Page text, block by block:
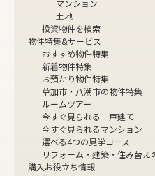
マンション
土地
投資物件を検索
物件特集&サービス
おすすめ物件特集
新着物件特集
お預かり物件特集
草加市・八潮市の物件特集
ルームツアー
今すぐ見られる一戸建て
今すぐ見られるマンション
選べる4つの見学コース
リフォーム・建築・住み替え
購入お役立ち情報